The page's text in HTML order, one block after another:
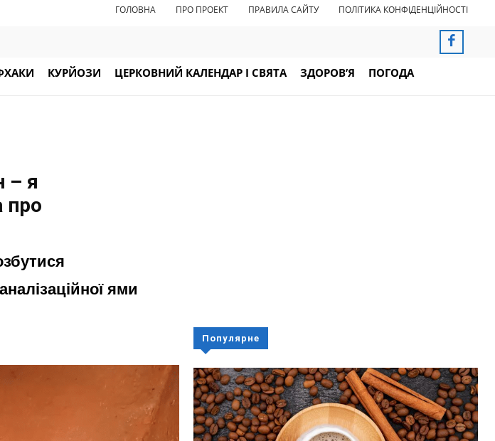
ГОЛОВНА ПРО ПРОЕКТ ПРАВИЛА САЙТУ ПОЛІТИКА КОНФІДЕНЦІЙНОСТІ
КУРЙОЗИ ЦЕРКОВНИЙ КАЛЕНДАР І СВЯТА ЗДОРОВ’Я ПОГОДА
– я
про
ями
Популярне